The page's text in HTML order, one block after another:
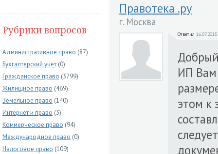
Рубрики вопросов
Административное право (87)
Бухгалтерский учет (0)
Гражданское право (3799)
Жилищное право (469)
Земельное право (140)
Интернет и право (3)
Коммерческое право (94)
Международное право (0)
Налоговое право (109)
Правотека .ру
г. Москва
Ответил
ИП Вам
этом к